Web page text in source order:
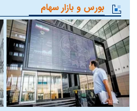
بورس و بازار سهام